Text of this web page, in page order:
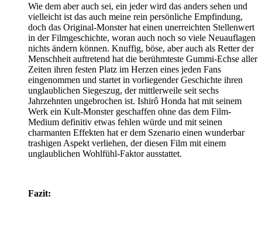
Wie dem aber auch sei, ein jeder wird das anders sehen und
vielleicht ist das auch meine rein persönliche Empfindung,
doch das Original-Monster hat einen unerreichten Stellenwert
in der Filmgeschichte, woran auch noch so viele Neuauflagen
nichts ändern können. Knuffig, böse, aber auch als Retter der
Menschheit auftretend hat die berühmteste Gummi-Echse aller
Zeiten ihren festen Platz im Herzen eines jeden Fans
eingenommen und startet in vorliegender Geschichte ihren
unglaublichen Siegeszug, der mittlerweile seit sechs
Jahrzehnten ungebrochen ist. Ishirô Honda hat mit seinem
Werk ein Kult-Monster geschaffen ohne das dem Film-
Medium definitiv etwas fehlen würde und mit seinen
charmanten Effekten hat er dem Szenario einen wunderbar
trashigen Aspekt verliehen, der diesen Film mit einem
unglaublichen Wohlfühl-Faktor ausstattet.
Fazit: